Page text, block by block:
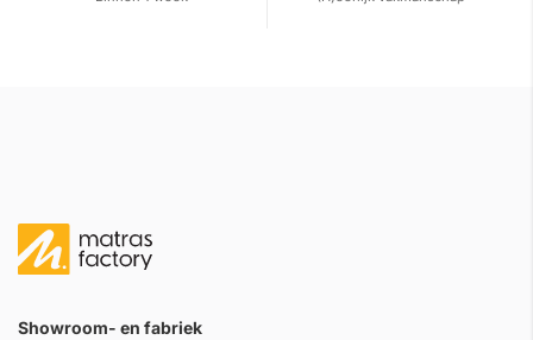
Showroom- en fabriek